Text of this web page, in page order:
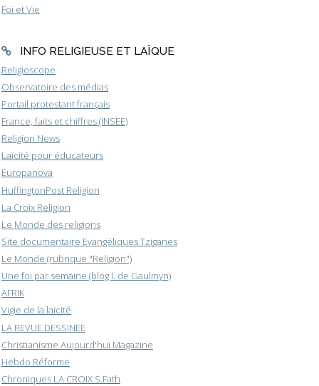
Foi et Vie
INFO RELIGIEUSE ET LAÏQUE
Religioscope
Observatoire des médias
Portail protestant français
France, faits et chiffres (INSEE)
Religion News
Laïcité pour éducateurs
Europanova
HuffingtonPost Religion
La Croix Religion
Le Monde des religions
Site documentaire Evangéliques Tziganes
Le Monde (rubrique "Religion")
Une foi par semaine (blog I. de Gaulmyn)
AFRIK
Vigie de la laïcité
LA REVUE DESSINEE
Christianisme Aujourd'hui Magazine
Hebdo Réforme
Chroniques LA CROIX S.Fath